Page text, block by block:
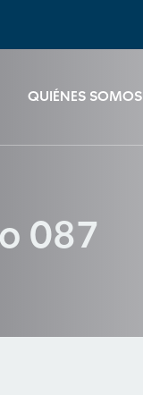
QUIÉNES SOMOS
087